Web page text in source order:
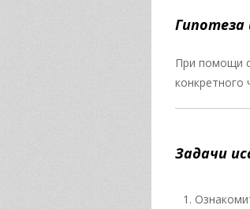
Гипотеза
При помощи
конкретного
Задачи